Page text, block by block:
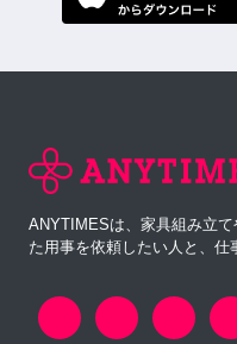
ANYTIMESは、家具組み立
た用事を依頼したい人と、仕